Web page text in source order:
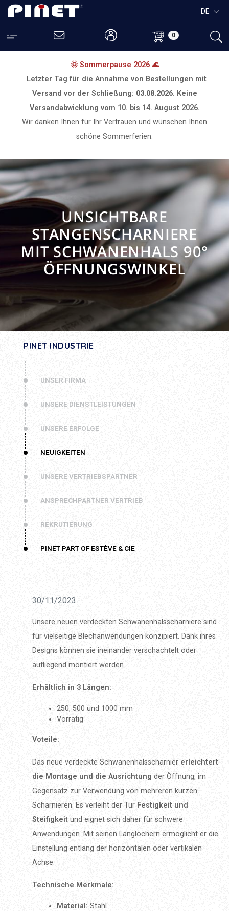
0
DE
🌞 Sommerpause 2026 🌊
Letzter Tag für die Annahme von Bestellungen mit
Versand vor der Schließung: 03.08.2026. Keine
Versandabwicklung vom 10. bis 14. August 2026.
Wir danken Ihnen für Ihr Vertrauen und wünschen Ihnen
schöne Sommerferien.
UNSICHTBARE
STANGENSCHARNIERE
MIT SCHWANENHALS 90°
ÖFFNUNGSWINKEL
PINET INDUSTRIE
UNSER FIRMA
UNSERE DIENSTLEISTUNGEN
UNSERE ERFOLGE
NEUIGKEITEN
UNSERE VERTRIEBSPARTNER
ANSPRECHPARTNER VERTRIEB
REKRUTIERUNG
PINET PART OF ESTÈVE & CIE
30/11/2023
Unsere neuen verdeckten Schwanenhalsscharniere sind
für vielseitige Blechanwendungen konzipiert. Dank ihres
Designs können sie ineinander verschachtelt oder
aufliegend montiert werden.
Erhältlich in 3 Längen:
250, 500 und 1000 mm
Vorrätig
Voteile:
Das neue verdeckte Schwanenhalsscharnier erleichtert
die Montage und die Ausrichtung der Öffnung, im
Gegensatz zur Verwendung von mehreren kurzen
Scharnieren. Es verleiht der Tür Festigkeit und
Steifigkeit und eignet sich daher für schwere
Anwendungen. Mit seinen Langlöchern ermöglicht er die
Einstellung entlang der horizontalen oder vertikalen
Achse.
Technische Merkmale:
Material: Stahl